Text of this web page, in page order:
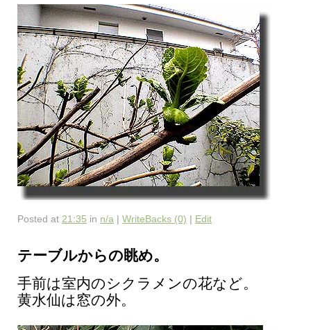
Posted at 21:35 in n/a | WriteBacks (0) | Edit
テーブルからの眺め。
手前は室内のシクラメンの花など。
黄水仙は窓の外。